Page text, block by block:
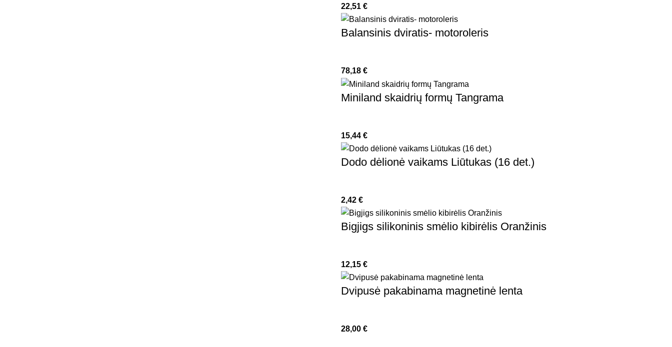
22,51 €
Balansinis dviratis- motoroleris
78,18 €
Miniland skaidrių formų Tangrama
15,44 €
Dodo dėlionė vaikams Liūtukas (16 det.)
2,42 €
Bigjigs silikoninis smėlio kibirėlis Oranžinis
12,15 €
Dvipusė pakabinama magnetinė lenta
28,00 €